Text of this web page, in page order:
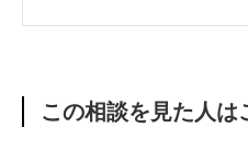
この相談を見た人は